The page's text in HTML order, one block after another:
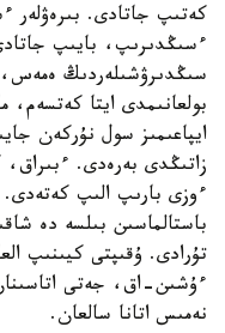
كەتىپ جاتادى. بىرەۋلەر
ءسىڭدىرىپ، بايىپ
سىڭدىرۋشىلەردىڭ ەمەس،
بولعانىمدى ايتا
ايپاعىمىز سول نۇركەن
زاتىڭدى بەرەدى.
ءوزى بارىپ الىپ كەتەدى.
باستالماسىن بىلسە دە
تۇرادى. ۇقىپتى كيىنىپ
ءۇشىن-اق، جەتى
نەمىس اتانا سالعان.